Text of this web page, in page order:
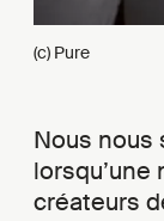
(c) Pure
Nous nous
créateurs